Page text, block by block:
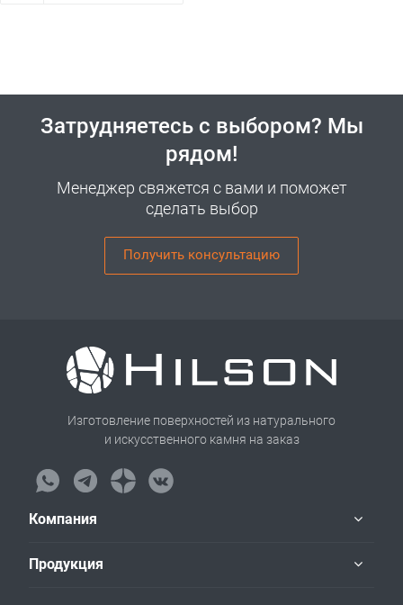
Затрудняетесь с выбором? Мы
рядом!
Менеджер свяжется с вами и поможет
сделать выбор
Получить консультацию
Изготовление поверхностей из натурального
и искусственного камня на заказ
Компания
Продукция